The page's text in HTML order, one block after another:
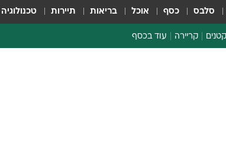
סלבס כסף אוכל בריאות תיירות טכנולוגיה
קריירה עוד בכסף